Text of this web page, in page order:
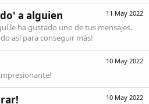
11 May 2022
a alguien
le ha gustado uno de tus mensajes.
así para conseguir más!
10 May 2022
10 May 2022